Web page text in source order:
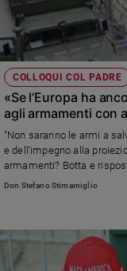
COLLOQUI COL PADRE
«Se l’Europa ha
agli armamenti con
"Non saranno le armi a
e dell'impegno alla
armamenti? Botta e
Famiglia Cristana
Don Stefano Stimamiglio